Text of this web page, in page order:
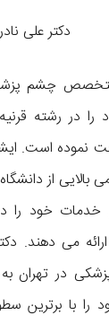
متخصص چشم
در رشته قرنیه
نموده است.
بالایی از
خدمات خود را
می‌ دهند.
در تهران
را با برترین